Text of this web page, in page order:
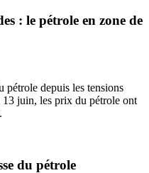
: le pétrole en zone de
pétrole depuis les tensions
13 juin, les prix du pétrole ont
du pétrole